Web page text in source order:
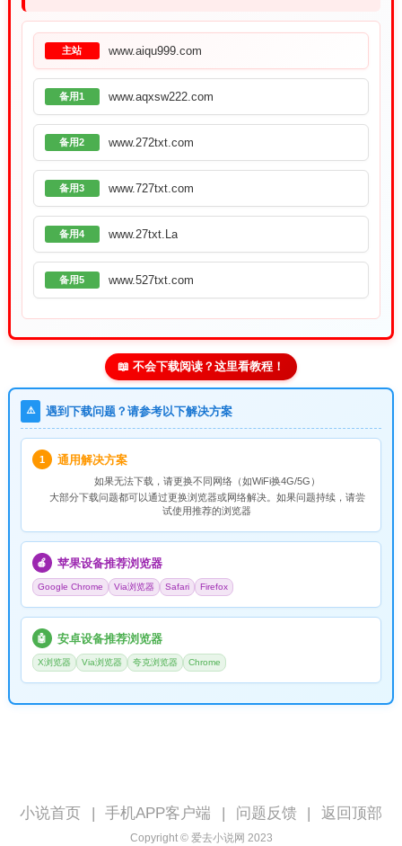
主站 www.aiqu999.com
备用1 www.aqxsw222.com
备用2 www.272txt.com
备用3 www.727txt.com
备用4 www.27txt.La
备用5 www.527txt.com
📖 不会下载阅读？这里看教程！
⚠️ 遇到下载问题？请参考以下解决方案
1 通用解决方案
如果无法下载，请更换不同网络（如WiFi换4G/5G）
大部分下载问题都可以通过更换浏览器或网络解决。如果问题持续，请尝
试使用推荐的浏览器
🍎 苹果设备推荐浏览器
Google Chrome Via浏览器 Safari Firefox
🤖 安卓设备推荐浏览器
X浏览器 Via浏览器 夸克浏览器 Chrome
小说首页 手机APP客户端 问题反馈 返回顶部
Copyright © 爱去小说网 2023